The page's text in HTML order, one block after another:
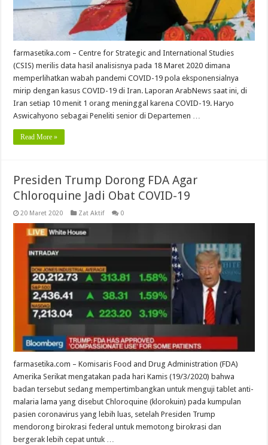
farmasetika.com – Centre for Strategic and International Studies
(CSIS) merilis data hasil analisisnya pada 18 Maret 2020 dimana
memperlihatkan wabah pandemi COVID-19 pola eksponensialnya
mirip dengan kasus COVID-19 di Iran. Laporan ArabNews saat ini, di
Iran setiap 10 menit 1 orang meninggal karena COVID-19. Haryo
Aswicahyono sebagai Peneliti senior di Departemen …
Read More »
Presiden Trump Dorong FDA Agar
Chloroquine Jadi Obat COVID-19
20 Maret 2020 Zat Aktif 0
farmasetika.com – Komisaris Food and Drug Administration (FDA)
Amerika Serikat mengatakan pada hari Kamis (19/3/2020) bahwa
badan tersebut sedang mempertimbangkan untuk menguji tablet anti-
malaria lama yang disebut Chloroquine (klorokuin) pada kumpulan
pasien coronavirus yang lebih luas, setelah Presiden Trump
mendorong birokrasi federal untuk memotong birokrasi dan
bergerak lebih cepat untuk …